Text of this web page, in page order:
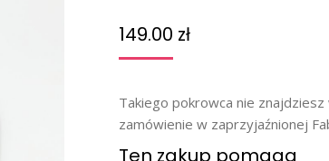
149.00 zł
Takiego pokrowca nie
zamówienie w zaprzyjaźnionej
Ten zakup pomaga